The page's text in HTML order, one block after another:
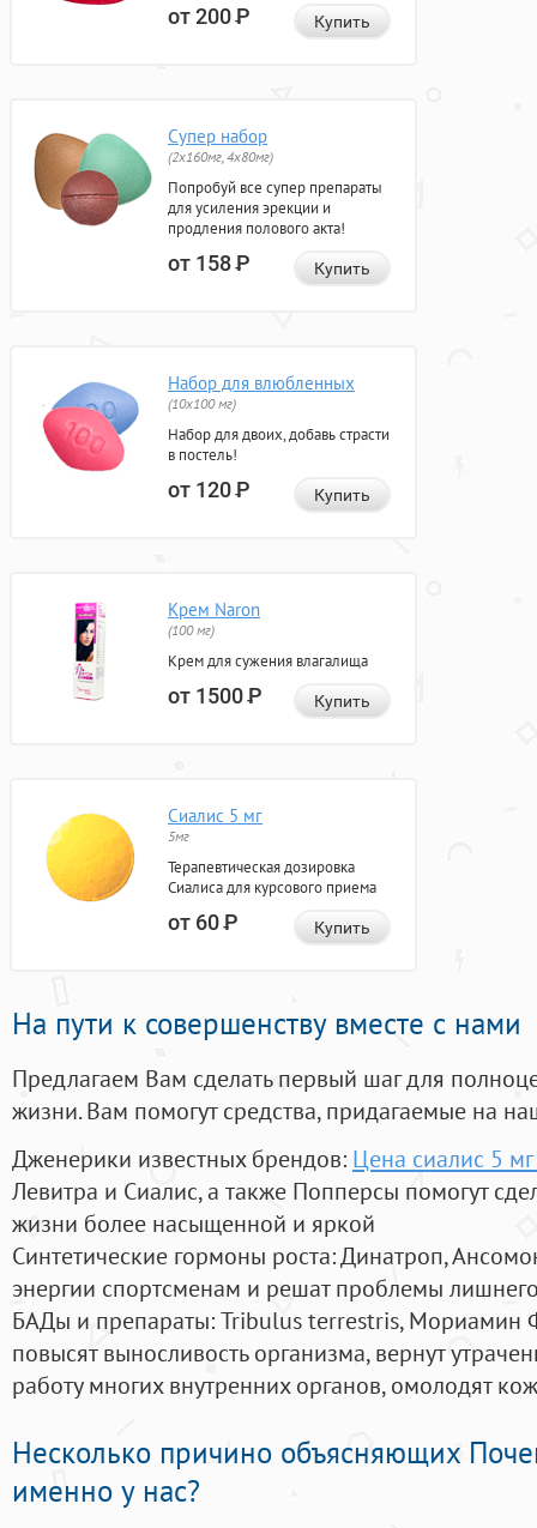
от 200Р Купить
Супер набор
(2х160мг, 4х80мг)
Попробуй все супер препараты
для усиления эрекции и
продления полового акта!
от 158Р Купить
Набор для влюбленных
(10х100 мг)
Набор для двоих, добавь страсти
в постель!
от 120Р Купить
Крем Naron
(100 мг)
Крем для сужения влагалища
от 1500Р Купить
Сиалис 5 мг
5мг
Терапевтическая дозировка
Сиалиса для курсового приема
от 60Р Купить
На пути к совершенству вместе с нами
Предлагаем Вам сделать первый шаг для
жизни. Вам помогут средства, придагаемые на
Дженерики известных брендов: Цена сиалис 5
Левитра и Сиалис, а также Попперсы помогут
жизни более насыщенной и яркой
Синтетические гормоны роста: Динатроп,
энергии спортсменам и решат проблемы
БАДы и препараты:Tribulus terrestris, Мориамин
повысят выносливость организма, вернут
работу многих внутренних органов, омолодят
Несколько причино объясняющих
именно у нас?